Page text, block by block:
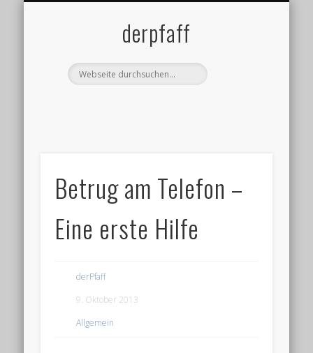
derpfaff
Betrug am Telefon –
Eine erste Hilfe
derPfaff
9. Oktober 2013
Allgemein